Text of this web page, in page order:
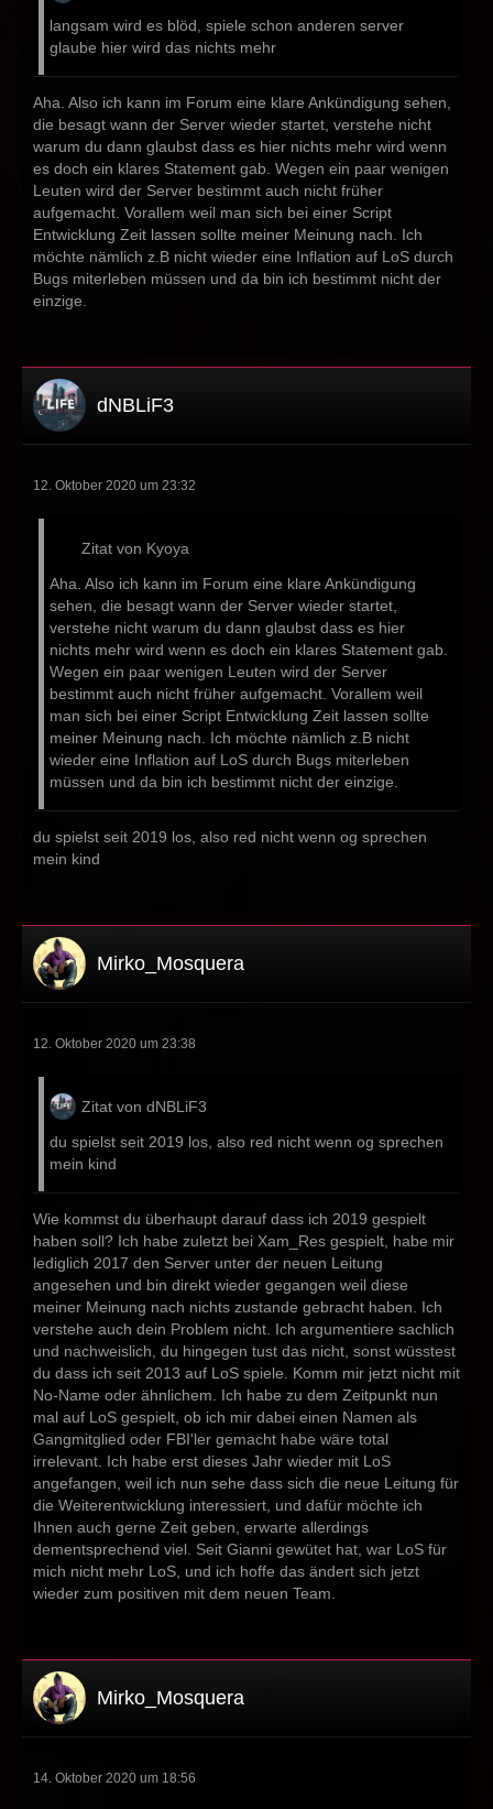
langsam wird es blöd, spiele schon anderen server
glaube hier wird das nichts mehr
Aha. Also ich kann im Forum eine klare Ankündigung sehen,
die besagt wann der Server wieder startet, verstehe nicht
warum du dann glaubst dass es hier nichts mehr wird wenn
es doch ein klares Statement gab. Wegen ein paar wenigen
Leuten wird der Server bestimmt auch nicht früher
aufgemacht. Vorallem weil man sich bei einer Script
Entwicklung Zeit lassen sollte meiner Meinung nach. Ich
möchte nämlich z.B nicht wieder eine Inflation auf LoS durch
Bugs miterleben müssen und da bin ich bestimmt nicht der
einzige.
dNBLiF3
12. Oktober 2020 um 23:32
Zitat von Kyoya
Aha. Also ich kann im Forum eine klare Ankündigung
sehen, die besagt wann der Server wieder startet,
verstehe nicht warum du dann glaubst dass es hier
nichts mehr wird wenn es doch ein klares Statement gab.
Wegen ein paar wenigen Leuten wird der Server
bestimmt auch nicht früher aufgemacht. Vorallem weil
man sich bei einer Script Entwicklung Zeit lassen sollte
meiner Meinung nach. Ich möchte nämlich z.B nicht
wieder eine Inflation auf LoS durch Bugs miterleben
müssen und da bin ich bestimmt nicht der einzige.
du spielst seit 2019 los, also red nicht wenn og sprechen
mein kind
Mirko_Mosquera
12. Oktober 2020 um 23:38
Zitat von dNBLiF3
du spielst seit 2019 los, also red nicht wenn og sprechen
mein kind
Wie kommst du überhaupt darauf dass ich 2019 gespielt
haben soll? Ich habe zuletzt bei Xam_Res gespielt, habe mir
lediglich 2017 den Server unter der neuen Leitung
angesehen und bin direkt wieder gegangen weil diese
meiner Meinung nach nichts zustande gebracht haben. Ich
verstehe auch dein Problem nicht. Ich argumentiere sachlich
und nachweislich, du hingegen tust das nicht, sonst wüsstest
du dass ich seit 2013 auf LoS spiele. Komm mir jetzt nicht mit
No-Name oder ähnlichem. Ich habe zu dem Zeitpunkt nun
mal auf LoS gespielt, ob ich mir dabei einen Namen als
Gangmitglied oder FBI'ler gemacht habe wäre total
irrelevant. Ich habe erst dieses Jahr wieder mit LoS
angefangen, weil ich nun sehe dass sich die neue Leitung für
die Weiterentwicklung interessiert, und dafür möchte ich
Ihnen auch gerne Zeit geben, erwarte allerdings
dementsprechend viel. Seit Gianni gewütet hat, war LoS für
mich nicht mehr LoS, und ich hoffe das ändert sich jetzt
wieder zum positiven mit dem neuen Team.
Mirko_Mosquera
14. Oktober 2020 um 18:56